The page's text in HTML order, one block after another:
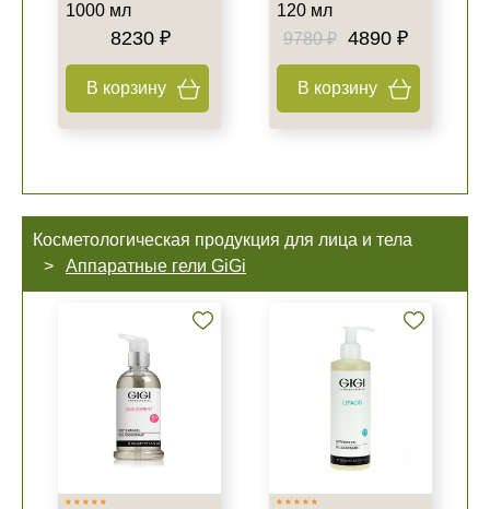
1000 мл
8230 ₽
В корзину
120 мл
9780 ₽ 4890 ₽
В корзину
Косметологическая продукция для лица и тела
Аппаратные гели GiGi